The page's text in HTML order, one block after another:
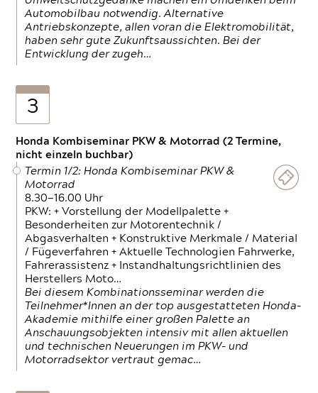
Automobilbau notwendig. Alternative
Antriebskonzepte, allen voran die Elektromobilität,
haben sehr gute Zukunftsaussichten. Bei der
Entwicklung der zugeh…
3
Honda Kombiseminar PKW & Motorrad (2 Termine,
nicht einzeln buchbar)
Termin 1/2: Honda Kombiseminar PKW &
Motorrad
8.30—16.00 Uhr
PKW: + Vorstellung der Modellpalette +
Besonderheiten zur Motorentechnik /
Abgasverhalten + Konstruktive Merkmale / Material
/ Fügeverfahren + Aktuelle Technologien Fahrwerke,
Fahrerassistenz + Instandhaltungsrichtlinien des
Herstellers Moto…
Bei diesem Kombinationsseminar werden die
Teilnehmer*Innen an der top ausgestatteten Honda-
Akademie mithilfe einer großen Palette an
Anschauungsobjekten intensiv mit allen aktuellen
und technischen Neuerungen im PKW- und
Motorradsektor vertraut gemac…